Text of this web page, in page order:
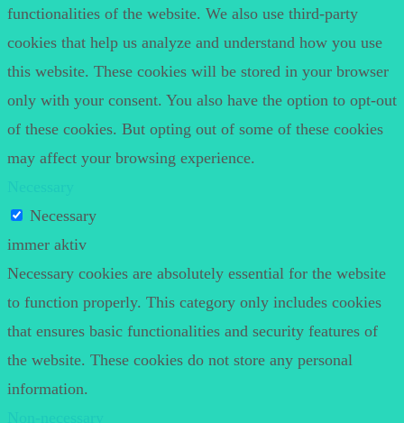
functionalities of the website. We also use third-party
cookies that help us analyze and understand how you use
this website. These cookies will be stored in your browser
only with your consent. You also have the option to opt-out
of these cookies. But opting out of some of these cookies
may affect your browsing experience.
Necessary
immer aktiv
Necessary cookies are absolutely essential for the website
to function properly. This category only includes cookies
that ensures basic functionalities and security features of
the website. These cookies do not store any personal
information.